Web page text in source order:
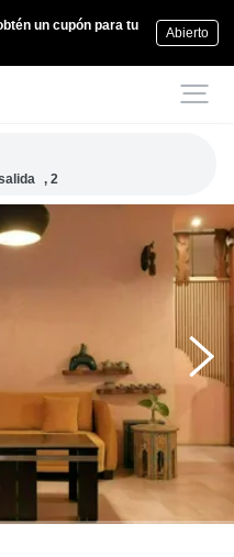
un cupón para tu
Abierto
, 2